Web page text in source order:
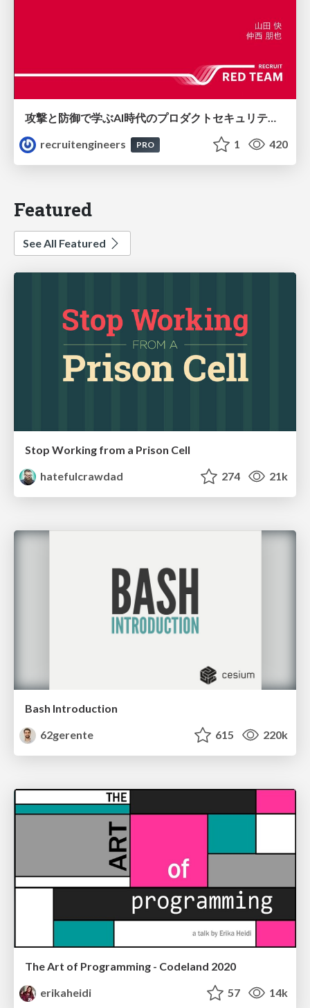
攻撃と防御で学ぶAI時代のプロダクトセキュリティ演習
recruitengineers
PRO 1 420
Featured
See All Featured
Stop Working from a Prison Cell
hatefulcrawdad
274 21k
Bash Introduction
62gerente
615 220k
The Art of Programming - Codeland 2020
erikaheidi
57 14k